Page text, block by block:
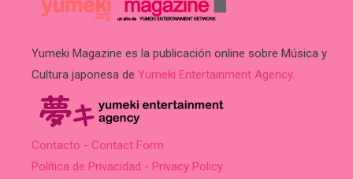
Yumeki Magazine es la publicación online sobre Música y
Cultura japonesa de Yumeki Entertainment Agency.
Contacto - Contact Form
Política de Privacidad - Privacy Policy